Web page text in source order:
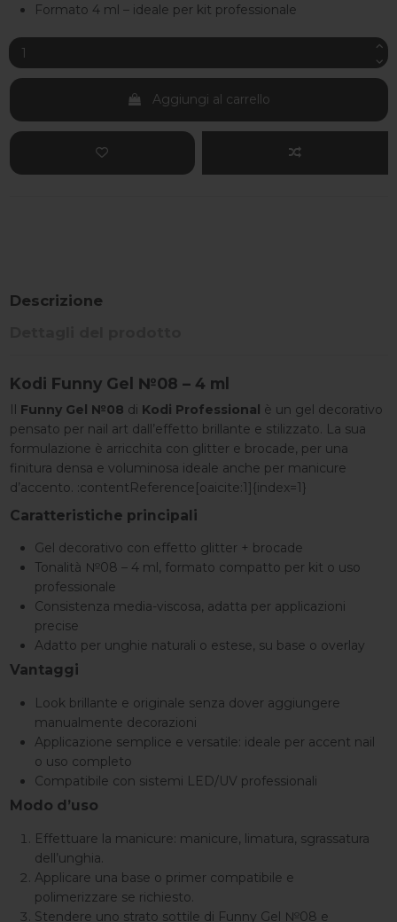
Formato 4 ml – ideale per kit professionale
Aggiungi al carrello
Descrizione
Kodi Funny Gel №08 – 4 ml
Funny Gel №08 di Kodi Professional è un gel decorativo
pensato per nail art dall’effetto brillante e stilizzato. La sua
formulazione è arricchita con glitter e brocade, per una
finitura densa e voluminosa ideale anche per manicure
d’accento. :contentReference[oaicite:1]{index=1}
Caratteristiche principali
Gel decorativo con effetto glitter + brocade
Tonalità №08 – 4 ml, formato compatto per kit o uso
professionale
Consistenza media-viscosa, adatta per applicazioni
precise
Adatto per unghie naturali o estese, su base o overlay
Vantaggi
Look brillante e originale senza dover aggiungere
manualmente decorazioni
Applicazione semplice e versatile: ideale per accent nail
o uso completo
Compatibile con sistemi LED/UV professionali
Modo d’uso
Effettuare la manicure: manicure, limatura, sgrassatura
dell’unghia.
Applicare una base o primer compatibile e
polimerizzare se richiesto.
Stendere uno strato sottile di Funny Gel №08 e